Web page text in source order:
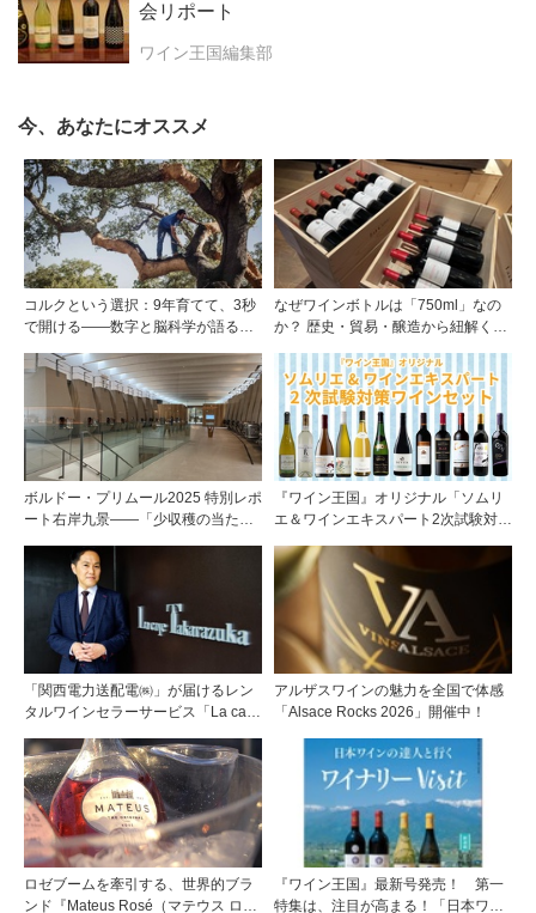
会リポート
ワイン王国編集部
今、あなたにオススメ
コルクという選択：9年育てて、3秒
で開ける——数字と脳科学が語る栓
なぜワインボトルは「750ml」なの
か？ 歴史・貿易・醸造から紐解く4
ボルドー・プリムール2025 特別レポ
ート右岸九景――「少収穫の当たり
ンテミリオン 有力9シャトー訪問記
『ワイン王国』オリジナル「ソムリ
エ＆ワインエキスパート2次試験対策
「関西電力送配電㈱」が届けるレン
タルワインセラーサービス「La cave
ェフソムリエの塚元 晃氏が初訪問！
アルザスワインの魅力を全国で体感
「Alsace Rocks 2026」開催中！
ロゼブームを牽引する、世界的ブラ
ンド『Mateus Rosé（マテウス ロ
『ワイン王国』最新号発売！ 第一
特集は、注目が高まる！「日本ワイ